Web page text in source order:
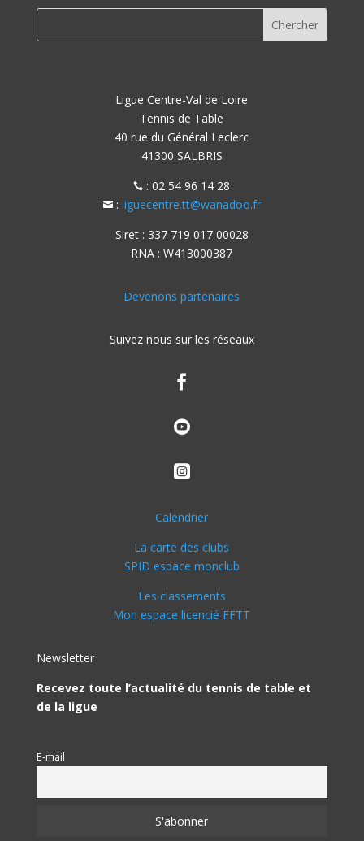
Ligue Centre-Val de Loire
Tennis de Table
40 rue du Général Leclerc
41300 SALBRIS
 : 02 54 96 14 28
: liguecentre.tt@wanadoo.fr
Siret : 337 719 017 00028
RNA : W413000387
Devenons partenaires
Suivez nous sur les réseaux



Calendrier
La carte des clubs
SPID espace monclub
Les classements
Mon espace licencié FFTT
Newsletter
Recevez toute l’actualité du tennis de table et
de la ligue
E-mail